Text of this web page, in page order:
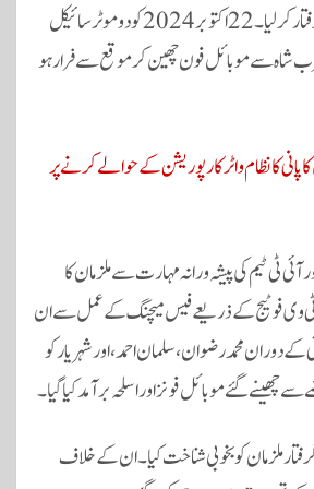
گرفتار کر لیا۔ 22 اکتوبر 2024 کو دو موٹر سائیکل
شاہ سے موبائل فون چھین کر موقع سے فرار ہو
پانی کا نظام واٹر کارپوریشن کے حوالے کرنے پر
آئی ٹی ٹیم کی پیشہ ورانہ مہارت سے ملزمان کا
ٹی وی فوٹیج کے ذریعے فیس میچنگ کے عمل سے ان
دوران محمد رضوان، سلمان احمد، اور شہریار کو
سے چھینے گئے موبائل فونز اور اسلحہ برآمد کیا گیا۔
ملزمان کو بخوبی شناخت کیا۔ ان کے خلاف